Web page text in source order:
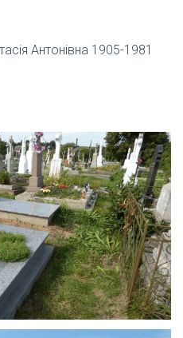
Антонівна 1905-1981